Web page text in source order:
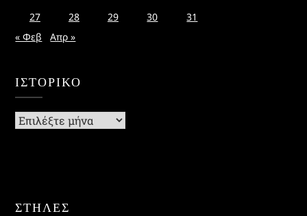
27
28 29 30
31
« Φεβ
Απρ »
ΙΣΤΟΡΙΚΌ
Ιστορικό
ΣΤΗΛΕΣ